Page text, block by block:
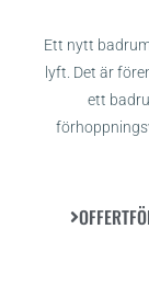
Ett nytt
lyft. Det är
ett